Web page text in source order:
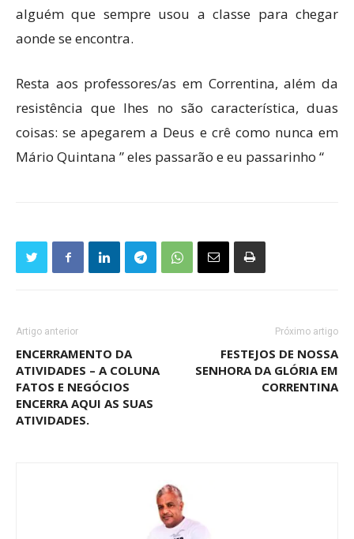
alguém que sempre usou a classe para chegar
aonde se encontra.
Resta aos professores/as em Correntina, além da
resistência que lhes no são característica, duas
coisas: se apegarem a Deus e crê como nunca em
Mário Quintana ” eles passarão e eu passarinho “
Artigo anterior
ENCERRAMENTO DA
ATIVIDADES – A COLUNA
FATOS E NEGÓCIOS
ENCERRA AQUI AS SUAS
ATIVIDADES.
Próximo artigo
FESTEJOS DE NOSSA
SENHORA DA GLÓRIA EM
CORRENTINA